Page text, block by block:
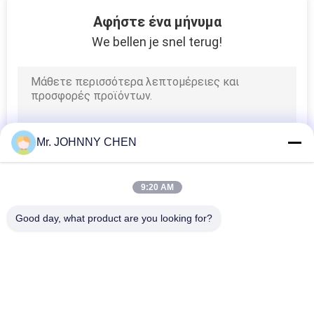
SITEMAP
PRIVACY
POLICY
Αφήστε ένα μήνυμα
We bellen je snel terug!
Mr. JOHNNY CHEN
9:20 AM
Good day, what product are you looking for?